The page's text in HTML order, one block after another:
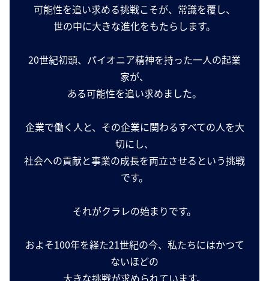
可能性を追い求める挑戦こそが、常識を覆し、
世の中に大きな進化をもたらします。
20世紀初頭、パイオニア精神を持った一人の起業
家が、
ある可能性を追い求めました。
企業で働く人と、その企業に関わるすべての人を大
切にし、
社会への貢献と事業の成長を両立させるという挑戦
です。
それがクラレの始まりです。
およそ100年を経た21世紀の今、私たちにはかつて
ないほどの